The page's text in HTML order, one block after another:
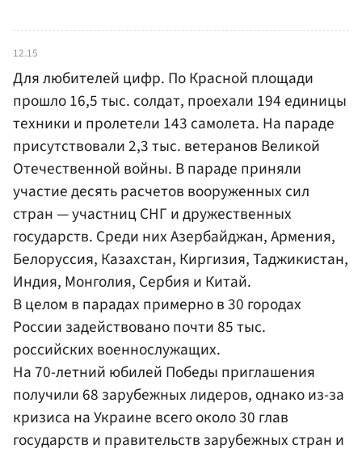
12.15
Для любителей цифр. По Красной площади
прошло 16,5 тыс. солдат, проехали 194 единицы
техники и пролетели 143 самолета. На параде
присутствовали 2,3 тыс. ветеранов Великой
Отечественной войны. В параде приняли
участие десять расчетов вооруженных сил
стран — участниц СНГ и дружественных
государств. Среди них Азербайджан, Армения,
Белоруссия, Казахстан, Киргизия, Таджикистан,
Индия, Монголия, Сербия и Китай.
В целом в парадах примерно в 30 городах
России задействовано почти 85 тыс.
российских военнослужащих.
На 70-летний юбилей Победы приглашения
получили 68 зарубежных лидеров, однако из-за
кризиса на Украине всего около 30 глав
государств и правительств зарубежных стран и